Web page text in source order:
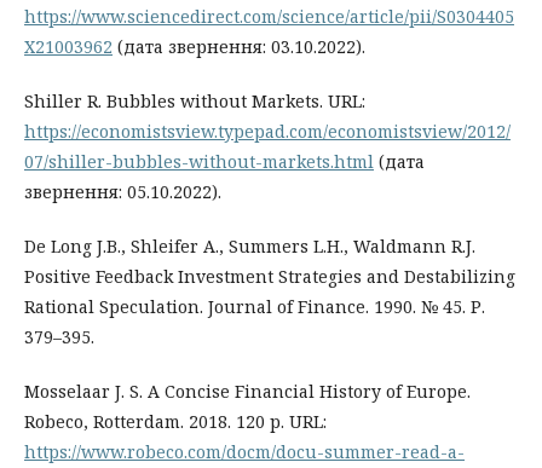
https://www.sciencedirect.com/science/article/pii/S0304405
X21003962 (дата звернення: 03.10.2022).
Shiller R. Bubbles without Markets. URL:
https://economistsview.typepad.com/economistsview/2012/
07/shiller-bubbles-without-markets.html (дата
звернення: 05.10.2022).
De Long J.B., Shleifer A., Summers L.H., Waldmann R.J.
Positive Feedback Investment Strategies and Destabilizing
Rational Speculation. Journal of Finance. 1990. № 45. Р.
379–395.
Mosselaar J. S. A Concise Financial History of Europe.
Robeco, Rotterdam. 2018. 120 p. URL:
https://www.robeco.com/docm/docu-summer-read-a-